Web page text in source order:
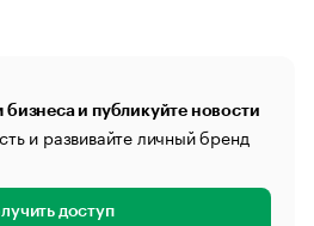
и публикуйте новости
и развивайте личный бренд
доступ